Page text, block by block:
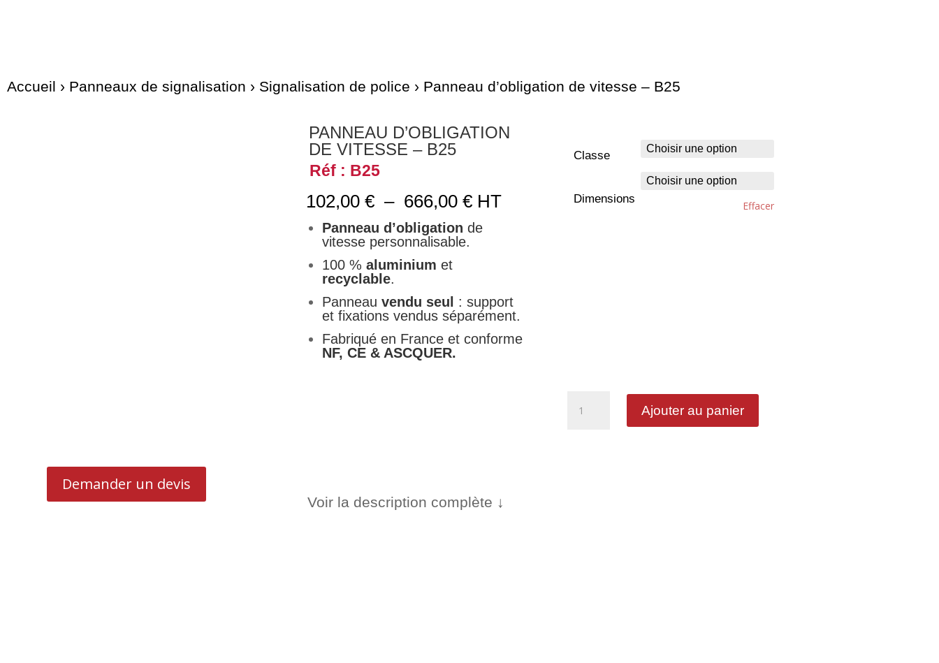
Accueil › Panneaux de signalisation › Signalisation de police › Panneau d’obligation de vitesse – B25
Demander un devis
PANNEAU D’OBLIGATION
DE VITESSE – B25
Réf : B25
102,00 € – 666,00 €Plage
de
prix :
HT
Panneau d’obligation de
vitesse personnalisable.
100 % aluminium et
recyclable.
Panneau vendu seul
: support
et fixations vendus séparément.
Fabriqué en France et conforme
NF, CE & ASCQUER.
Voir la description complète ↓
Classe
Dimensions
Effacer
Ajouter au panier